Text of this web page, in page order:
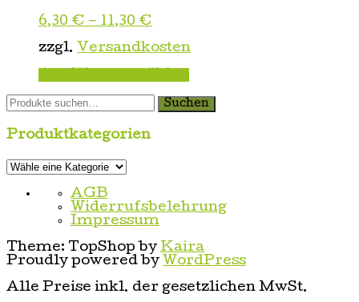
6,30 € – 11,30 €
zzgl. Versandkosten
weist
mehrere
der
werden
Suche
nach:
Suchen
Produktkategorien
AGB
Widerrufsbelehrung
Impressum
Theme: TopShop by Kaira
Proudly powered by WordPress
Alle Preise inkl. der gesetzlichen MwSt.